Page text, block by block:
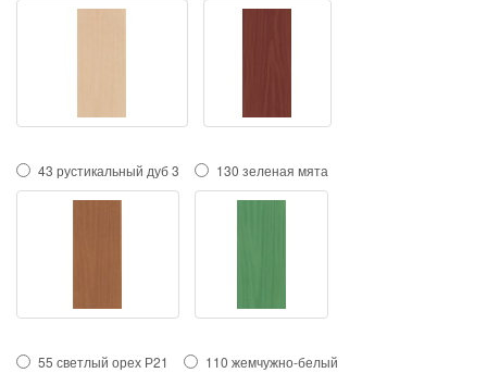
43 рустикальный дуб 3 130 зеленая мята
55 светлый орех Р21 110 жемчужно-белый